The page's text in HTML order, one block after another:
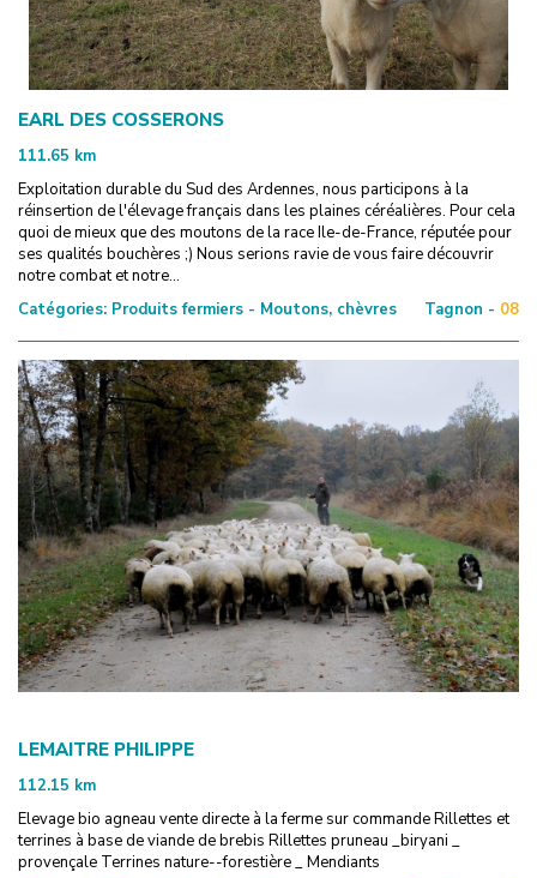
EARL DES COSSERONS
111.65 km
Exploitation durable du Sud des Ardennes, nous participons à la
réinsertion de l'élevage français dans les plaines céréalières. Pour cela
quoi de mieux que des moutons de la race Ile-de-France, réputée pour
ses qualités bouchères ;) Nous serions ravie de vous faire découvrir
notre combat et notre...
Catégories: Produits fermiers - Moutons, chèvres Tagnon - 08
LEMAITRE PHILIPPE
112.15 km
Elevage bio agneau vente directe à la ferme sur commande Rillettes et
terrines à base de viande de brebis Rillettes pruneau _biryani _
provençale Terrines nature--forestière _ Mendiants